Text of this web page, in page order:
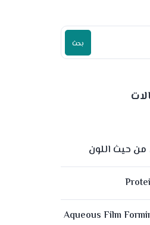
بحث
من حيث اللون